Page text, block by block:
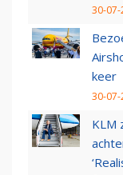
30-07-
keer
30-07-
KLM